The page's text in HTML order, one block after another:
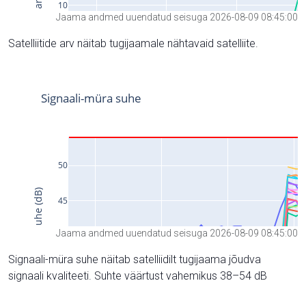
Jaama andmed uuendatud seisuga 2026-08-09 08:45:00
Satelliitide arv näitab tugijaamale nähtavaid satelliite.
Jaama andmed uuendatud seisuga 2026-08-09 08:45:00
Signaali-müra suhe näitab satelliidilt tugijaama jõudva
signaali kvaliteeti. Suhte väärtust vahemikus 38–54 dB